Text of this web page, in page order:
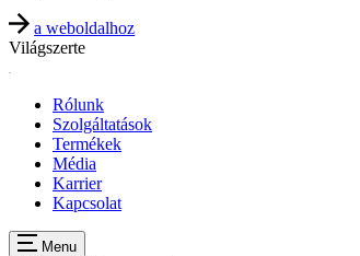
a weboldalhoz
Világszerte
Rólunk
Szolgáltatások
Termékek
Média
Karrier
Kapcsolat
Menu